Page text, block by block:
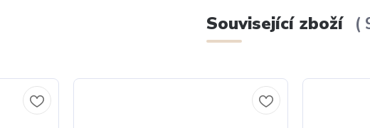
Související zboží